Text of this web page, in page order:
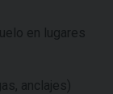
en lugares
anclajes)